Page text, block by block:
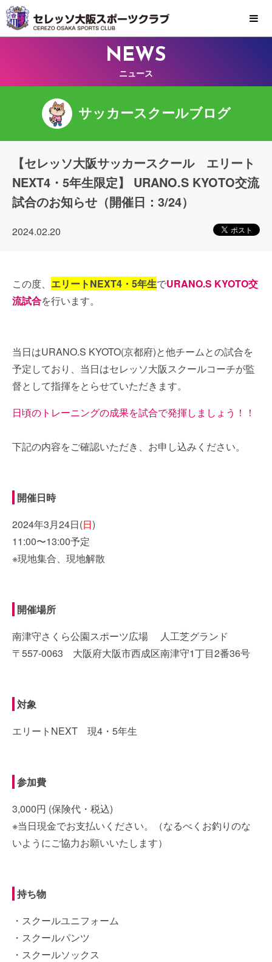
MENU
NEWS
ニュース
サッカースクールブログ
【セレッソ大阪サッカースクール エリート
NEXT4・5年生限定】 URANO.S KYOTO交流
試合のお知らせ（開催日：3/24）
2024.02.20
この度、 エリートNEXT4・5年生でURANO.S KYOTO交
流試合を行います。
当日はURANO.S KYOTO(京都府)と他チームとの試合を
予定しており、当日はセレッソ大阪スクールコーチが監
督として指揮をとらせていただきます。
日頃のトレーニングの成果を試合で発揮しましょう！！
下記の内容をご確認いただき、お申し込みください。
開催日時
2024年3月24日(日)
11:00〜13:00予定
※現地集合、現地解散
開催場所
南津守さくら公園スポーツ広場 人工芝グランド
〒557-0063 大阪府大阪市西成区南津守1丁目2番36号
対象
エリートNEXT 現4・5年生
参加費
3,000円 (保険代・税込)
※当日現金でお支払いください。（なるべくお釣りのな
いようにご協力お願いいたします）
持ち物
・スクールユニフォーム
・スクールパンツ
・スクールソックス